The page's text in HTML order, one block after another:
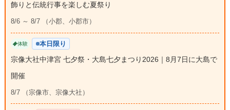
飾りと伝統行事を楽しむ夏祭り
8/6 ～ 8/7 （小郡、小郡市）
体験 本日限り
宗像大社中津宮 七夕祭・大島七夕まつり2026｜8月7日に大島で
開催
8/7 （宗像市、宗像大社）